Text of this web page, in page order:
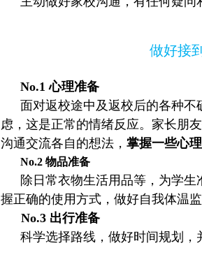
做好接
No.1心理准备
面对返校途中及返校后的各种
虑，这是正常的情绪反应。家长朋
沟通交流各自的想法， 掌握一些心
No.2 物品准备
除日常衣物生活用品等，为学
握正确的使用方式，做好自我体温监
No.3 出行准备
科学选择路线，做好时间规划，